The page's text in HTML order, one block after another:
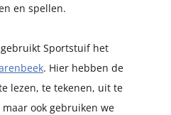
en spellen.
Sportstuif het
. Hier hebben de
lezen, te tekenen, uit te
ook gebruiken we